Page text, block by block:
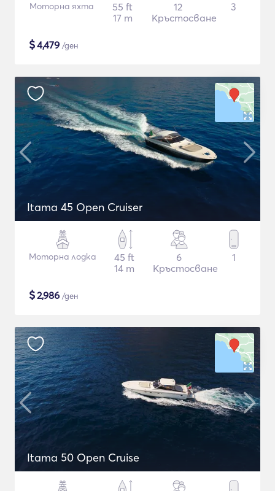
Моторна яхта
55 ft
17 m
12
Кръстосване
3
$4,479 /ден
Itama 45 Open Cruiser
Моторна лодка
45 ft
14 m
6
Кръстосване
1
$2,986 /ден
Itama 50 Open Cruise